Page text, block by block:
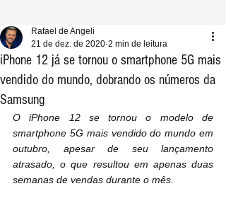
iPhone 12 já se tornou o smartphone 5G mais
vendido do mundo, dobrando os números da
Samsung
Rafael de Angeli
21 de dez. de 2020 2 min de leitura
O iPhone 12 se tornou o modelo de
smartphone 5G mais vendido do mundo em
outubro, apesar de seu lançamento
atrasado, o que resultou em apenas duas
semanas de vendas durante o mês.